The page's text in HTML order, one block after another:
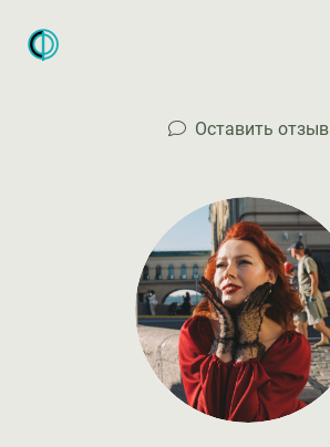
Оставить отзыв